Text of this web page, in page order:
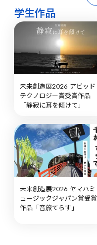
学生作品
未来創造展2026 アビッド
テクノロジー賞受賞作品
「静寂に耳を傾けて」
未来創造展2026 ヤマハミ
ュージックジャパン賞受賞
作品「音旅てらす」